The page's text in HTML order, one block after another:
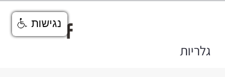
גלריות
נגישות